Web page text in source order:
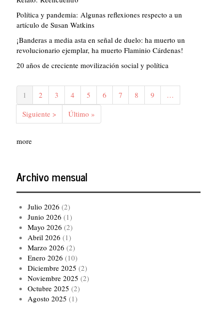
Política y pandemia: Algunas reflexiones respecto a un
artículo de Susan Watkins
¡Banderas a media asta en señal de duelo: ha muerto un
revolucionario ejemplar, ha muerto Flaminio Cárdenas!
20 años de creciente movilización social y política
Paginación
Página
actual
1 Página
2 Página
3 Página
4 Página
5 Página
6 Página
7 Página
8 Página
9
…
Siguiente
página
Siguiente >
Última
página
Último »
more
Archivo mensual
Julio 2026 (2)
Junio 2026 (1)
Mayo 2026 (2)
Abril 2026 (1)
Marzo 2026 (2)
Enero 2026 (10)
Diciembre 2025 (2)
Noviembre 2025 (2)
Octubre 2025 (2)
Agosto 2025 (1)